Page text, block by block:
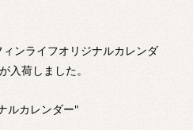
ンライフオリジナルカレンダ
入荷しました。
ルカレンダー"